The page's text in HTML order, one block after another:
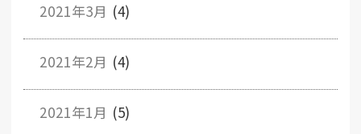
2021年3月 (4)
2021年2月 (4)
2021年1月 (5)